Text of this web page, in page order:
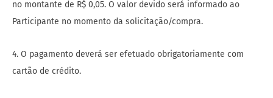
no montante de R$ 0,05. O valor devido será informado ao
Participante no momento da solicitação/compra.
4. O pagamento deverá ser efetuado obrigatoriamente com
cartão de crédito.